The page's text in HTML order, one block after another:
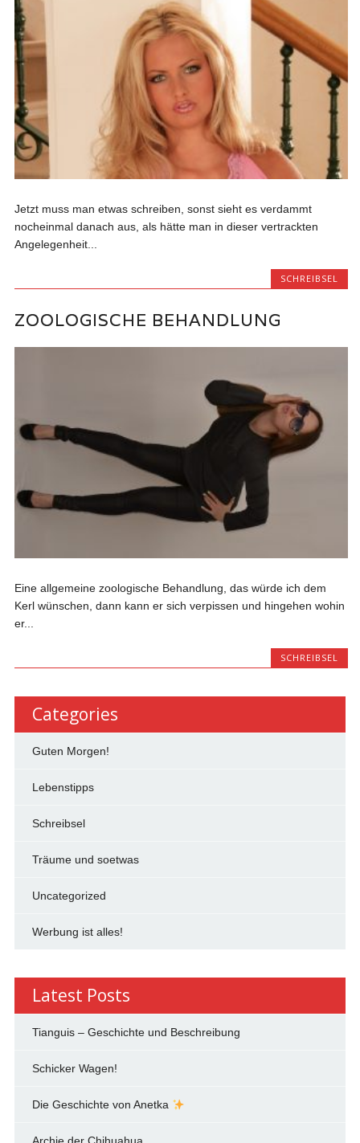
Jetzt muss man etwas schreiben, sonst sieht es verdammt
nocheinmal danach aus, als hätte man in dieser vertrackten
Angelegenheit...
SCHREIBSEL
ZOOLOGISCHE BEHANDLUNG
Eine allgemeine zoologische Behandlung, das würde ich dem
Kerl wünschen, dann kann er sich verpissen und hingehen wohin
er...
SCHREIBSEL
Categories
Guten Morgen!
Lebenstipps
Schreibsel
Träume und soetwas
Uncategorized
Werbung ist alles!
Latest Posts
Tianguis – Geschichte und Beschreibung
Schicker Wagen!
Die Geschichte von Anetka